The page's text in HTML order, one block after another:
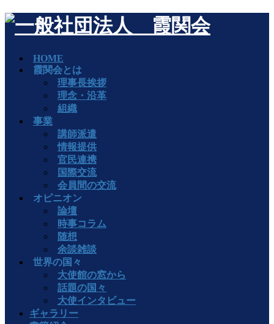
HOME
霞関会とは
理事長挨拶
理念・沿革
組織
事業
講師派遣
情報提供
官民連携
国際交流
会員間の交流
オピニオン
論壇
時事コラム
随想
余談雑談
世界の国々
大使館の窓から
話題の国々
大使インタビュー
ギャラリー